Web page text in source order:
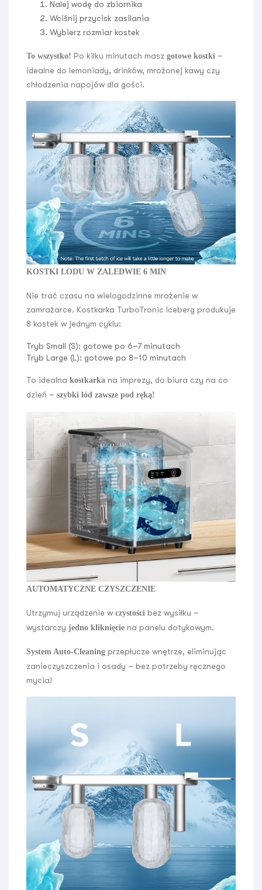
Nalej wodę do zbiornika
Wciśnij przycisk zasilania
Wybierz rozmiar kostek
To wszystko! Po kilku minutach masz gotowe kostki –
idealne do lemoniady, drinków, mrożonej kawy czy
chłodzenia napojów dla gości.
KOSTKI LODU W ZALEDWIE 6 MIN
Nie trać czasu na wielogodzinne mrożenie w
zamrażarce. Kostkarka TurboTronic Iceberg produkuje
8 kostek w jednym cyklu:
Tryb Small (S): gotowe po 6–7 minutach
Tryb Large (L): gotowe po 8–10 minutach
To idealna kostkarka na imprezy, do biura czy na co
dzień – szybki lód zawsze pod ręką!
AUTOMATYCZNE CZYSZCZENIE
Utrzymuj urządzenie w czystości bez wysiłku –
wystarczy jedno kliknięcie na panelu dotykowym.
System Auto-Cleaning przepłucze wnętrze, eliminując
zanieczyszczenia i osady – bez potrzeby ręcznego
mycia!